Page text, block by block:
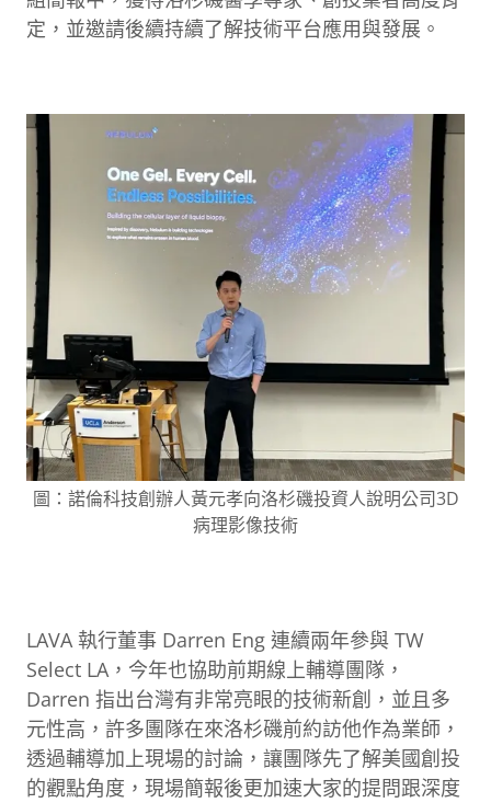
定，並邀請後續持續了解技術平台應用與發展。
圖：諾倫科技創辦人黃元孝向洛杉磯投資人說明公司3D
病理影像技術
LAVA 執行董事 Darren Eng 連續兩年參與 TW
Select LA，今年也協助前期線上輔導團隊，
Darren 指出台灣有非常亮眼的技術新創，並且多
元性高，許多團隊在來洛杉磯前約訪他作為業師，
透過輔導加上現場的討論，讓團隊先了解美國創投
的觀點角度，現場簡報後更加速大家的提問跟深度